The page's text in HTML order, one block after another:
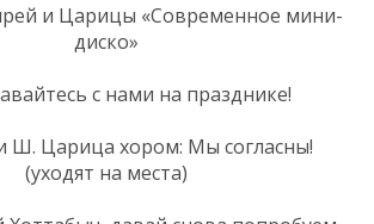
и Царицы «Современное мини-
диско»
с нами на празднике!
Ш. Царица хором: Мы согласны!
(уходят на места)